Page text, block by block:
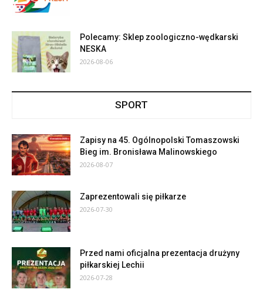
Polecamy: Sklep zoologiczno-wędkarski
NESKA
2026-08-06
SPORT
Zapisy na 45. Ogólnopolski Tomaszowski
Bieg im. Bronisława Malinowskiego
2026-08-07
Zaprezentowali się piłkarze
2026-07-30
Przed nami oficjalna prezentacja drużyny
piłkarskiej Lechii
2026-07-28